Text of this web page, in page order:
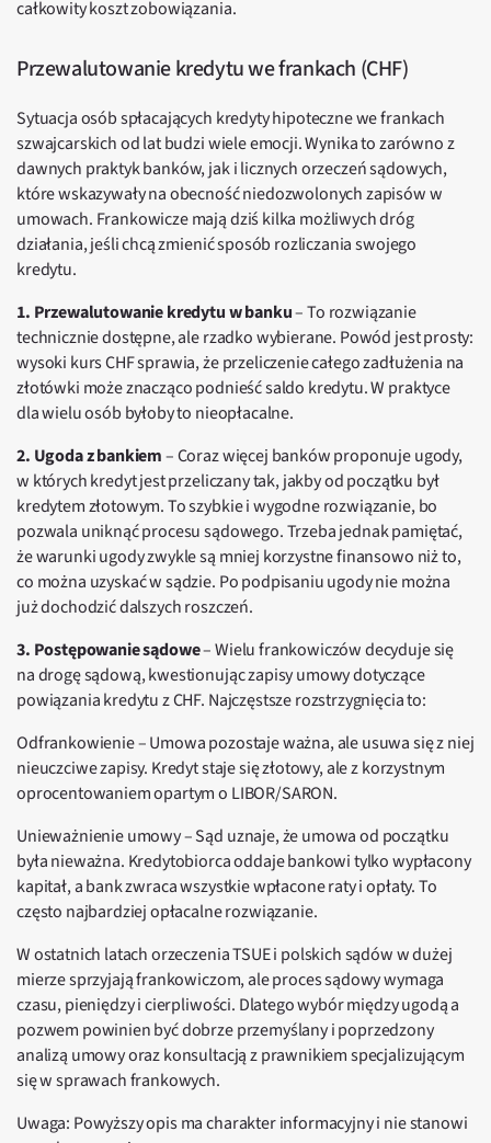
całkowity koszt zobowiązania.
Przewalutowanie kredytu we frankach (CHF)
Sytuacja osób spłacających kredyty hipoteczne we frankach
szwajcarskich od lat budzi wiele emocji. Wynika to zarówno z
dawnych praktyk banków, jak i licznych orzeczeń sądowych,
które wskazywały na obecność niedozwolonych zapisów w
umowach. Frankowicze mają dziś kilka możliwych dróg
działania, jeśli chcą zmienić sposób rozliczania swojego
kredytu.
1. Przewalutowanie kredytu w banku– To rozwiązanie
technicznie dostępne, ale rzadko wybierane. Powód jest prosty:
wysoki kurs CHF sprawia, że przeliczenie całego zadłużenia na
złotówki może znacząco podnieść saldo kredytu. W praktyce
dla wielu osób byłoby to nieopłacalne.
2. Ugoda z bankiem– Coraz więcej banków proponuje ugody,
w których kredyt jest przeliczany tak, jakby od początku był
kredytem złotowym. To szybkie i wygodne rozwiązanie, bo
pozwala uniknąć procesu sądowego. Trzeba jednak pamiętać,
że warunki ugody zwykle są mniej korzystne finansowo niż to,
co można uzyskać w sądzie. Po podpisaniu ugody nie można
już dochodzić dalszych roszczeń.
3. Postępowanie sądowe– Wielu frankowiczów decyduje się
na drogę sądową, kwestionując zapisy umowy dotyczące
powiązania kredytu z CHF. Najczęstsze rozstrzygnięcia to:
Odfrankowienie– Umowa pozostaje ważna, ale usuwa się z niej
nieuczciwe zapisy. Kredyt staje się złotowy, ale z korzystnym
oprocentowaniem opartym o LIBOR/SARON.
Unieważnienie umowy– Sąd uznaje, że umowa od początku
była nieważna. Kredytobiorca oddaje bankowi tylko wypłacony
kapitał, a bank zwraca wszystkie wpłacone raty i opłaty. To
często najbardziej opłacalne rozwiązanie.
W ostatnich latach orzeczenia TSUE i polskich sądów w dużej
mierze sprzyjają frankowiczom, ale proces sądowy wymaga
czasu, pieniędzy i cierpliwości. Dlatego wybór między ugodą a
pozwem powinien być dobrze przemyślany i poprzedzony
analizą umowy oraz konsultacją z prawnikiem specjalizującym
się w sprawach frankowych.
Uwaga: Powyższy opis ma charakter informacyjny i nie stanowi